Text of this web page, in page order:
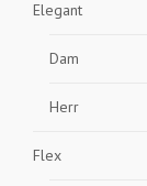
Elegant
Dam
Herr
Flex